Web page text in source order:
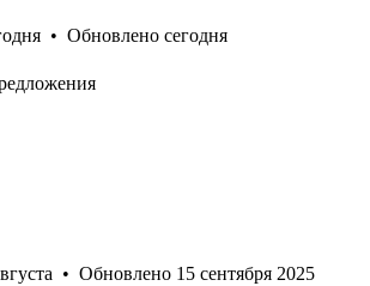
• Обновлено сегодня
• Обновлено 15 сентября 2025